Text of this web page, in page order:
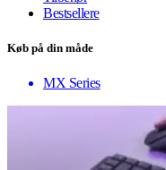
Bestsellere
Køb på din måde
MX Series